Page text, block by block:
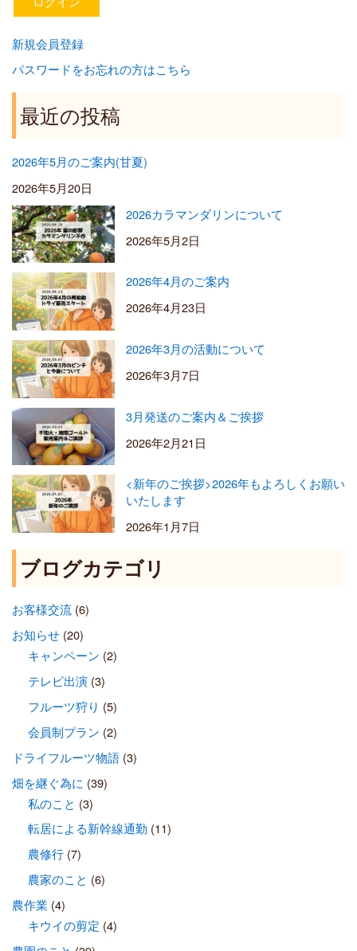
新規会員登録
パスワードをお忘れの方はこちら
最近の投稿
2026年5月のご案内(甘夏)
2026年5月20日
2026カラマンダリンについて
2026年5月2日
2026年4月のご案内
2026年4月23日
2026年3月の活動について
2026年3月7日
3月発送のご案内＆ご挨拶
2026年2月21日
<新年のご挨拶>2026年もよろしくお願い
いたします
2026年1月7日
ブログカテゴリ
お客様交流(6)
お知らせ(20)
キャンペーン (2)
テレビ出演(3)
フルーツ狩り (5)
会員制プラン (2)
ドライフルーツ物語(3)
畑を継ぐ為に (39)
私のこと (3)
転居による新幹線通勤 (11)
農修行(7)
農家のこと (6)
農作業 (4)
キウイの剪定 (4)